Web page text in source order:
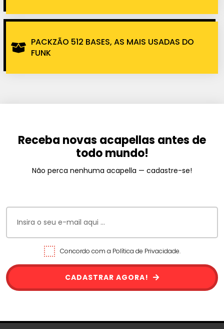
PACKZÃO 512 BASES, AS MAIS USADAS DO
FUNK
Receba novas acapellas antes de
todo mundo!
Não perca nenhuma acapella — cadastre-se!
Concordo com a Política de Privacidade.
CADASTRAR AGORA!